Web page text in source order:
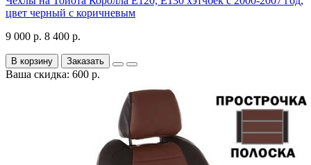
цвет черный с коричневым
9 000 р. 8 400 р.
В корзину Заказать
Ваша скидка: 600 р.